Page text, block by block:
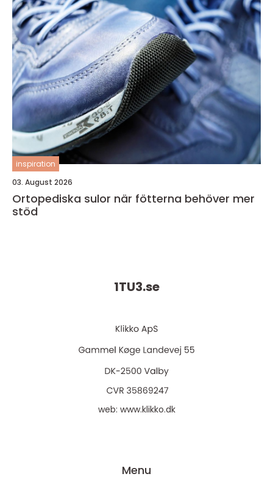
inspiration
03. August 2026
Ortopediska sulor när fötterna behöver mer
stöd
1TU3.se
web: www.klikko.dk
Menu